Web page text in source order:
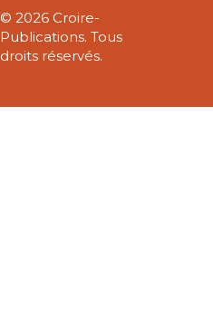
© 2026 Croire-
Publications. Tous
droits réservés.